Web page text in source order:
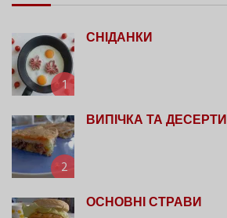
1
СНІДАНКИ
2
ВИПІЧКА ТА ДЕСЕРТИ
ОСНОВНІ СТРАВИ